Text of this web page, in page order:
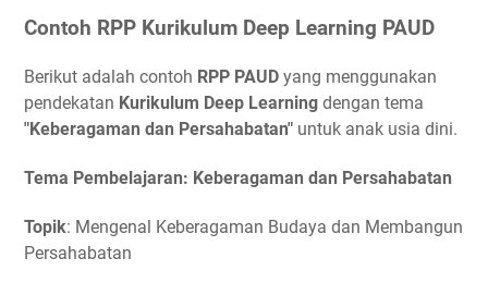
Contoh RPP Kurikulum Deep Learning PAUD
Berikut adalah contoh RPP PAUD yang menggunakan
pendekatan Kurikulum Deep Learning dengan tema
"Keberagaman dan Persahabatan" untuk anak usia dini.
Tema Pembelajaran: Keberagaman dan Persahabatan
Topik: Mengenal Keberagaman Budaya dan Membangun
Persahabatan